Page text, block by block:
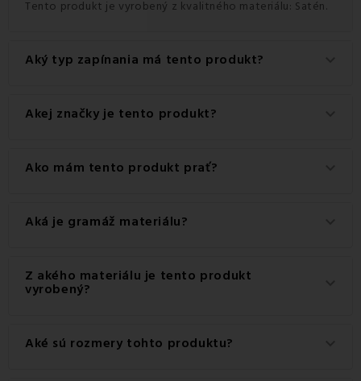
Tento produkt je vyrobený z kvalitného materiálu: Satén.
Aký typ zapínania má tento produkt?
Tento produkt má praktické zapínanie na Zips.
Akej značky je tento produkt?
Ide o autentický produkt značky EMI.
Ako mám tento produkt prať?
Pre dosiahnutie najlepších výsledkov odporúčame tento
produkt prať na 60 °C.
Aká je gramáž materiálu?
Gramáž materiálu použitého pre tento produkt je 120
g/m2.
Z akého materiálu je tento produkt
vyrobený?
Tento produkt je vyrobený z kvalitného materiálu: 100%
Aké sú rozmery tohto produktu?